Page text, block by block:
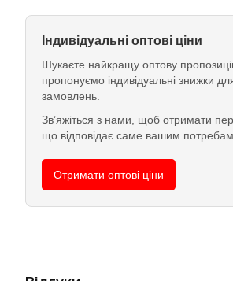
Індивідуальні оптові ціни
Шукаєте найкращу оптову
пропонуємо індивідуальні знижки
замовлень.
Зв’яжіться з нами, щоб отримати
що відповідає саме вашим потребам.
Отримати оптові ціни